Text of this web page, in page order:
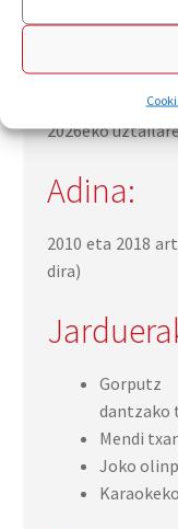
musika
Datak:
2026eko
Adina:
2010 eta 2018
dira)
dantzako
Mendi
Joko